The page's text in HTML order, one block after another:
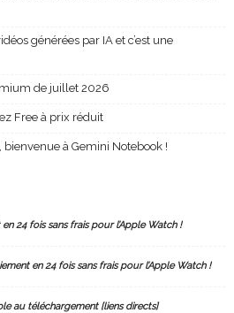
générées par IA et c’est une
de juillet 2026
Free à prix réduit
à Gemini Notebook !
24 fois sans frais pour l’Apple Watch !
en 24 fois sans frais pour l’Apple Watch !
au téléchargement [liens directs]